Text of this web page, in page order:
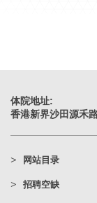
体院地址:
香港新界沙田源禾
网站目录
招聘空缺